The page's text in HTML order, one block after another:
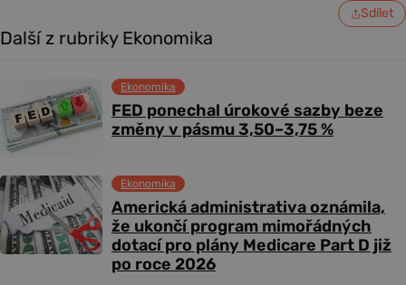
Sdílet
Další z rubriky Ekonomika
FED ponechal úrokové sazby beze
změny v pásmu 3,50–3,75 %
Ekonomika
Americká administrativa oznámila,
že ukončí program mimořádných
dotací pro plány Medicare Part D již
po roce 2026
Ekonomika